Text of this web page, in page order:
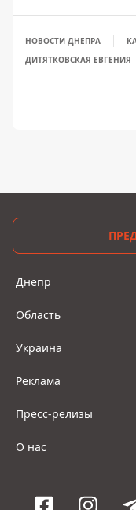
НОВОСТИ ДНЕПРА
ДИТЯТКОВСКАЯ ЕВГЕНИЯ
Днепр
Область
Украина
Реклама
Пресс-релизы
О нас